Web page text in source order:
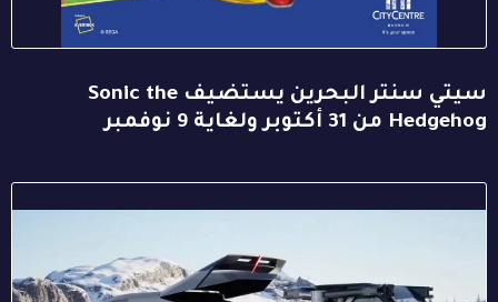
سيتي سنتر البحرين يستضيف Sonic the
Hedgehog من 31 أكتوبر ولغاية 9 نوفمبر